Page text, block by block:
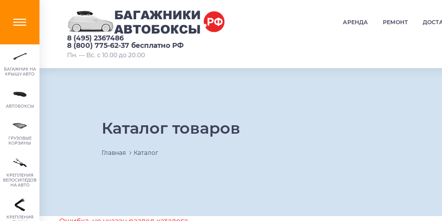
АРЕНДА РЕМОНТ
8 (495) 2367486
8 (800) 775-62-37 бесплатно РФ
Пн. — Вс. с 10.00 до 20.00
БАГАЖНИК НА
КРЫШУ АВТО
АВТОБОКСЫ
ГРУЗОВЫЕ
КОРЗИНЫ
КРЕПЛЕНИЯ
ВЕЛОСИПЕДОВ
НА АВТО
КРЕПЛЕНИЯ
Каталог товаров
Главная Каталог